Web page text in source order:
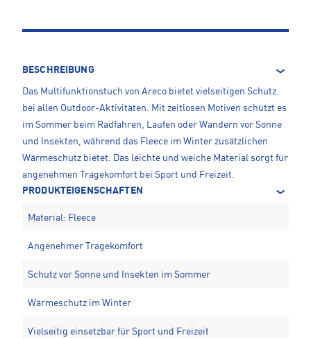
BESCHREIBUNG
Das Multifunktionstuch von Areco bietet vielseitigen Schutz
bei allen Outdoor-Aktivitäten. Mit zeitlosen Motiven schützt es
im Sommer beim Radfahren, Laufen oder Wandern vor Sonne
und Insekten, während das Fleece im Winter zusätzlichen
Wärmeschutz bietet. Das leichte und weiche Material sorgt für
angenehmen Tragekomfort bei Sport und Freizeit.
PRODUKTEIGENSCHAFTEN
Material: Fleece
Angenehmer Tragekomfort
Schutz vor Sonne und Insekten im Sommer
Wärmeschutz im Winter
Vielseitig einsetzbar für Sport und Freizeit